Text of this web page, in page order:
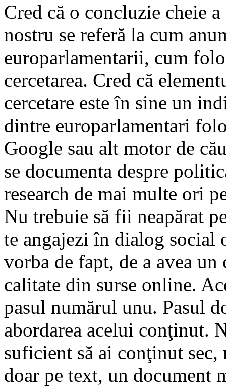
Cred că o concluzie cheie
nostru se referă la cum
europarlamentarii, cum
cercetarea. Cred că
cercetare este în sine un
dintre europarlamentari
Google sau alt motor de
se documenta despre
research de mai multe ori
Nu trebuie să fii neapărat
te angajezi în dialog social
vorba de fapt, de a avea
calitate din surse online.
pasul numărul unu. Pasul
abordarea acelui conţinut.
suficient să ai conţinut
doar pe text, un document